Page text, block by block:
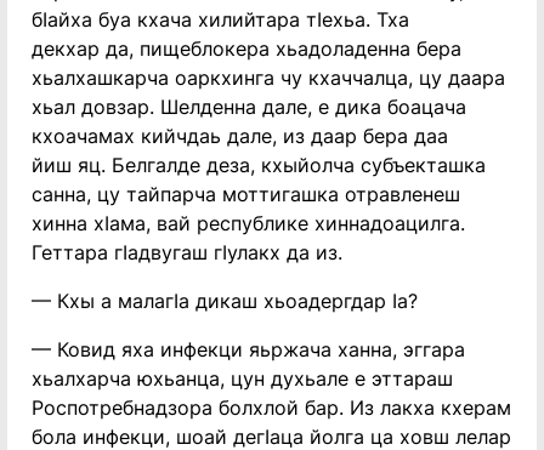
бIайха буа кхача хилийтара тIехьа. Тха
декхар да, пищеблокера хьадоладенна бера
хьалхашкарча оаркхинга чу кхаччалца, цу даара
хьал довзар. Шелденна дале, е дика боацача
кхоачамах кийчдаь дале, из даар бера даа
йиш яц. Белгалде деза, кхыйолча субъекташка
санна, цу тайпарча моттигашка отравленеш
хинна хIама, вай республике хиннадоацилга.
Геттара гIадвугаш гIулакх да из.
— Кхы а малагIа дикаш хьоадергдар Iа?
— Ковид яха инфекци яьржача ханна, эггара
хьалхарча юхьанца, цун духьале е эттараш
Роспотребнадзора болхлой бар. Из лакха кхерам
бола инфекци, шоай дегIаца йолга ца ховш лелар